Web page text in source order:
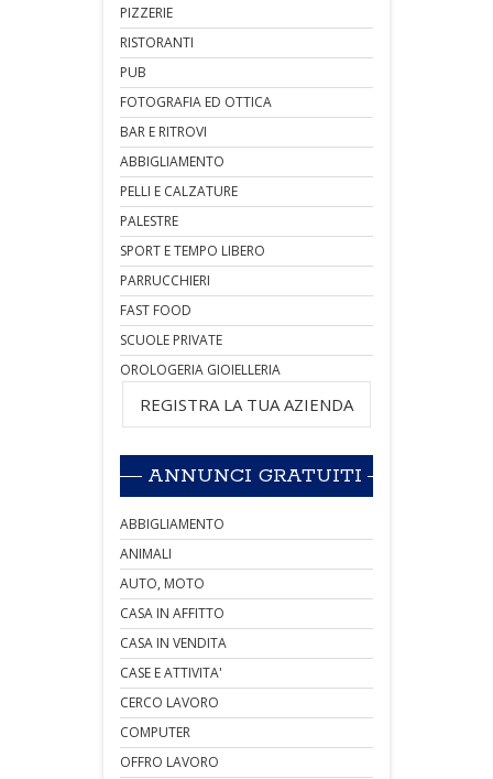
PIZZERIE
RISTORANTI
PUB
FOTOGRAFIA ED OTTICA
BAR E RITROVI
ABBIGLIAMENTO
PELLI E CALZATURE
PALESTRE
SPORT E TEMPO LIBERO
PARRUCCHIERI
FAST FOOD
SCUOLE PRIVATE
OROLOGERIA GIOIELLERIA
REGISTRA LA TUA AZIENDA
ANNUNCI GRATUITI
ABBIGLIAMENTO
ANIMALI
AUTO, MOTO
CASA IN AFFITTO
CASA IN VENDITA
CASE E ATTIVITA'
CERCO LAVORO
COMPUTER
OFFRO LAVORO